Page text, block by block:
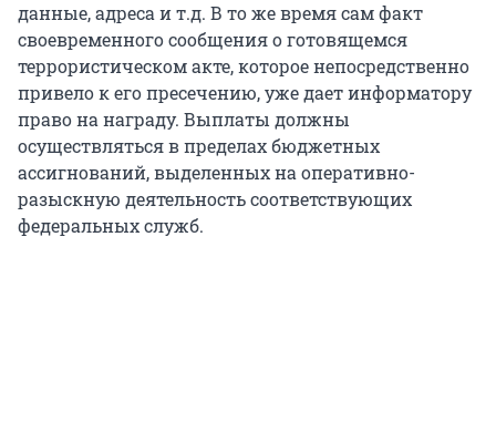
данные, адреса и т.д. В то же время сам факт
своевременного сообщения о готовящемся
террористическом акте, которое непосредственно
привело к его пресечению, уже дает информатору
право на награду. Выплаты должны
осуществляться в пределах бюджетных
ассигнований, выделенных на оперативно-
разыскную деятельность соответствующих
федеральных служб.